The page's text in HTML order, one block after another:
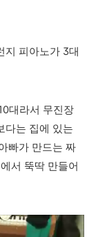
지 피아노가 3대
대라서 무진장
다는 집에 있는
빠가 만드는 짜
서 뚝딱 만들어